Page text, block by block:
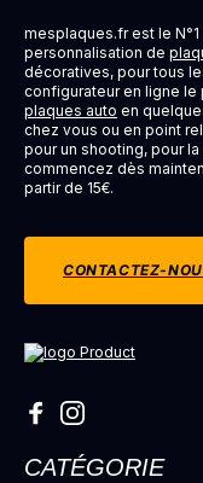
mesplaques.fr est le N°1
personnalisation de
décoratives, pour tous
configurateur en ligne le
plaques auto en
chez vous ou en point
pour un shooting, pour
commencez dès
partir de 15€.
CONTACTEZ-
CATÉGORIE